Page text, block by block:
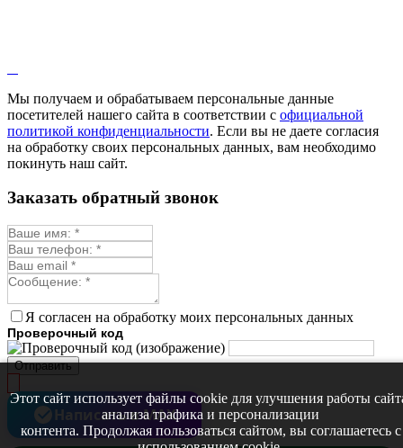
Мыльнянка
Мята
Овсяный корень
Огуречная трава
Пустырник
Репешок
Синюха
Смесь лекарственных
Стевия
Тимьян ползучий (чабрец)
Фенхель лекарственный
Цикорий лекарственный
Череда лекарственная
Чернокорень
Шалфей
Семена ягод
Мы получаем и обрабатываем персональные данные
посетителей нашего сайта в соответствии с официальной
политикой конфиденциальности. Если вы не даете согласия
на обработку своих персональных данных, вам необходимо
покинуть наш сайт.
Этот сайт использует файлы cookie для улучшения работы
анализа трафика и персонализации
контента. Продолжая пользоваться сайтом, вы соглашаетесь с
Заказать обратный звонок
Я согласен на обработку моих персональных данных
Проверочный код
Отправить
Написать в MAX